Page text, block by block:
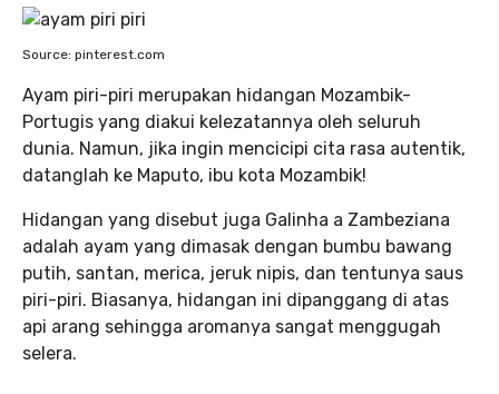
Source: pinterest.com
Ayam piri-piri merupakan hidangan Mozambik-
Portugis yang diakui kelezatannya oleh seluruh
dunia. Namun, jika ingin mencicipi cita rasa autentik,
datanglah ke Maputo, ibu kota Mozambik!
Hidangan yang disebut juga Galinha a Zambeziana
adalah ayam yang dimasak dengan bumbu bawang
putih, santan, merica, jeruk nipis, dan tentunya saus
piri-piri. Biasanya, hidangan ini dipanggang di atas
api arang sehingga aromanya sangat menggugah
selera.